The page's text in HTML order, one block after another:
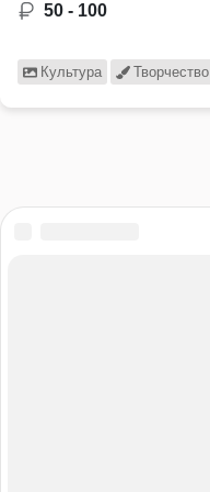
50 - 100
Культура Творчество